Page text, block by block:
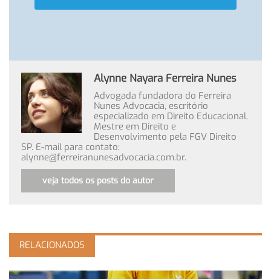
Alynne Nayara Ferreira Nunes
Advogada fundadora do Ferreira
Nunes Advocacia, escritório
especializado em Direito Educacional.
Mestre em Direito e
Desenvolvimento pela FGV Direito
SP. E-mail para contato:
alynne@ferreiranunesadvocacia.com.br.
veja todos os posts do autor
RELACIONADOS